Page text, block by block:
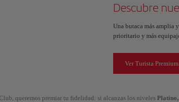
Descubre
Una butaca más amplia
prioritario y más
Ver Turista Premium
queremos premiar tu fidelidad: si alcanzas los niveles